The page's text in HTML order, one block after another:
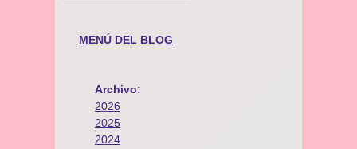
MENÚ DEL BLOG
Archivo:
2026
2025
2024